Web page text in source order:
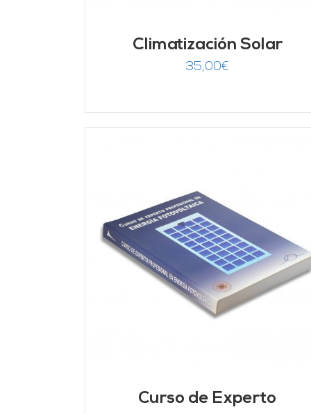
Climatización Solar
35,00€
Curso de Experto
AÑADIR AL CARRITO / DETALLES